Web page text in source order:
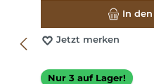
In
Jetzt merken
Nur 3 auf Lager!